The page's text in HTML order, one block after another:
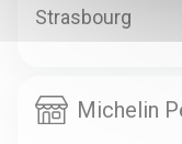
Strasbourg
Michelin